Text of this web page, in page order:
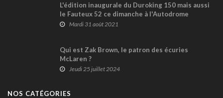
L'édition inaugurale du Duroking 150 mais aussi
le Fauteux 52 ce dimanche à l'Autodrome
Montmagny
Mardi 31 août 2021
Qui est Zak Brown, le patron des écuries
McLaren ?
Jeudi 25 juillet 2024
NOS CATÉGORIES